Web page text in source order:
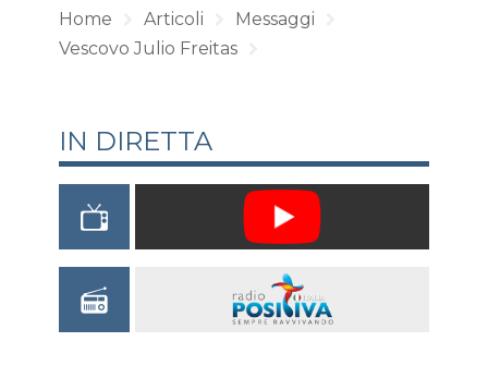
Home Articoli
Messaggi
Vescovo Julio Freitas
IN DIRETTA